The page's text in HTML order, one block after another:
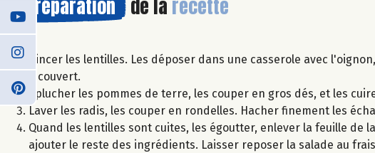
Préparation de la recette
Rincer les lentilles. Les déposer dans une casserole avec
à couvert.
Éplucher les pommes de terre, les couper en gros dés, et les
Laver les radis, les couper en rondelles. Hacher finement les
Quand les lentilles sont cuites, les égoutter, enlever la feuille
ajouter le reste des ingrédients. Laisser reposer la salade au